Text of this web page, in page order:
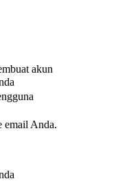
akun
email Anda.